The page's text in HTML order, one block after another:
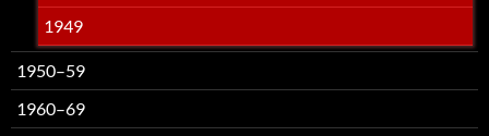
1949
1950–59
1960–69